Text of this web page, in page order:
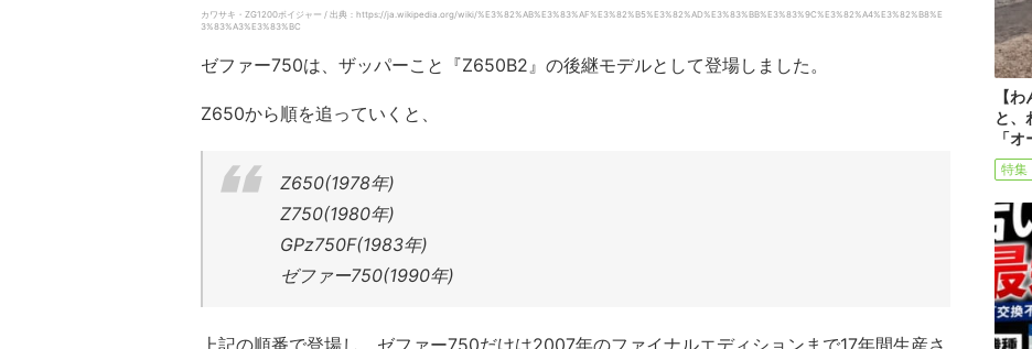
カワサキ・ZG1200ボイジャー / 出典：https://ja.wikipedia.org/wiki/%E3%82%AB%E3%83%AF%E3%82%B5%E3%82%AD%E3%83%BB%E3%83%9C%E3%82%A4%E3%82%B8%E
3%83%A3%E3%83%BC
ゼファー750は、ザッパーこと『Z650B2』の後継モデルとして登場しました。
Z650から順を追っていくと、
Z650(1978年)
Z750(1980年)
GPz750F(1983年)
ゼファー750(1990年)
【
と、
「
特集